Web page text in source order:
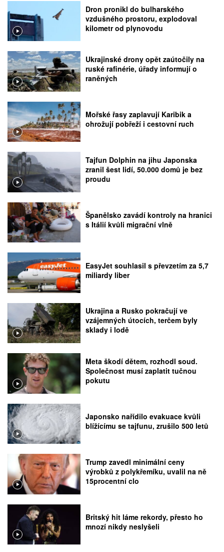
Dron pronikl do bulharského
vzdušného prostoru, explodoval
kilometr od plynovodu
Ukrajinské drony opět zaútočily na
ruské rafinérie, úřady informují o
raněných
Mořské řasy zaplavují Karibik a
ohrožují pobřeží i cestovní ruch
Tajfun Dolphin na jihu Japonska
zranil šest lidí, 50.000 domů je bez
proudu
Španělsko zavádí kontroly na hranici
s Itálií kvůli migrační vlně
EasyJet souhlasil s převzetím za 5,7
miliardy liber
Ukrajina a Rusko pokračují ve
vzájemných útocích, terčem byly
sklady i lodě
Meta škodí dětem, rozhodl soud.
Společnost musí zaplatit tučnou
pokutu
Japonsko nařídilo evakuace kvůli
blížícímu se tajfunu, zrušilo 500 letů
Trump zavedl minimální ceny
výrobků z polykřemíku, uvalil na ně
15procentní clo
Britský hit láme rekordy, přesto ho
mnozí nikdy neslyšeli